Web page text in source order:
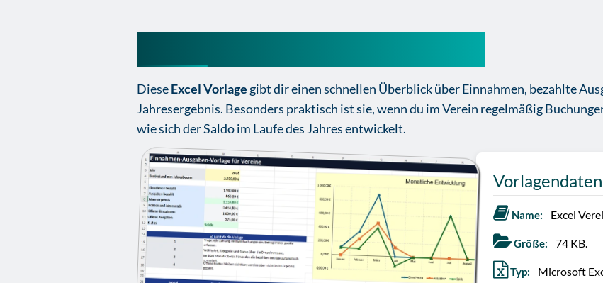
DieseExcel Vorlage gibt dir einen schnellen Überblick über Einnahmen, bezahlte
Jahresergebnis. Besonders praktisch ist sie, wenn du im Verein regelmäßig
wie sich der Saldo im Laufe des Jahres entwickelt.
Vorlagendaten
Name: Excel
Größe: 74 KB.
Typ: Microsoft